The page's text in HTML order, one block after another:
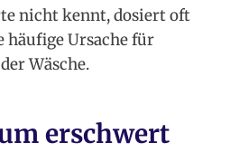
nicht kennt, dosiert oft
häufige Ursache für
Wäsche.
erschwert